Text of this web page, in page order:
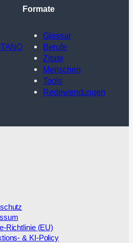
Formate
Glossar
Berufe
Zitate
Menschen
Tools
Redewendungen
Richtlinie (EU)
& KI-Policy